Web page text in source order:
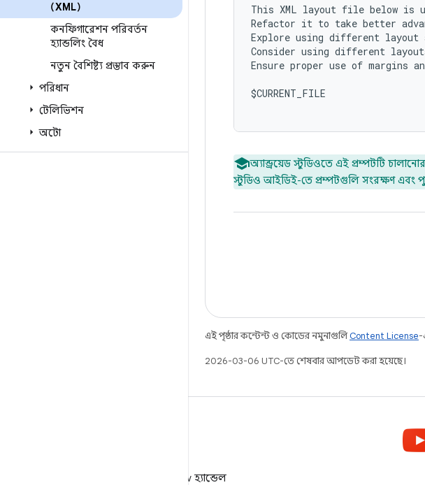
(XML)
কনফিগারেশন পরিবর্তন
হ্যান্ডলিং বৈধ
নতুন বৈশিষ্ট্য প্রস্তাব করুন
পরিধান
টেলিভিশন
অটো
This XML layout file below is
Refactor it to take better
Explore using different layout
Consider using different
Ensure proper use of margins
$CURRENT_FILE
অ্যান্ড্রয়েড স্টুডিওতে এই প্রম্পটটি
স্টুডিও আইডিই-তে প্রম্পটগুলি সংরক্ষণ এবং
এই পৃষ্ঠার কন্টেন্ট ও কোডের নমুনাগুলিContent License-
2026-03-06 UTC-তে শেষবার আপডেট করা হয়েছে।
X-এ @AndroidDev হ্যান্ডেল